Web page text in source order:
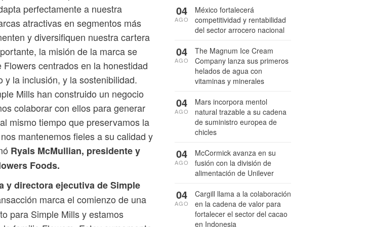
perfectamente a nuestra
atractivas en segmentos más
y diversifiquen nuestra cartera
la misión de la marca se
centrados en la honestidad
y la inclusión, y la sostenibilidad.
Mills han construido un negocio
colaborar con ellos para generar
mismo tiempo que preservamos la
mantenemos fieles a su calidad y
Ryals McMullian, presidente y
Foods.
y directora ejecutiva de Simple
marca el comienzo de una
para Simple Mills y estamos
México fortalecerá
competitividad y rentabilidad
del sector arrocero nacional
04
AGO
The Magnum Ice Cream
Company lanza sus primeros
helados de agua con
vitaminas y minerales
04
AGO
Mars incorpora mentol
natural trazable a su cadena
de suministro europea de
chicles
04
AGO
McCormick avanza en su
fusión con la división de
alimentación de Unilever
04
AGO
Cargill llama a la colaboración
en la cadena de valor para
fortalecer el sector del cacao
en Indonesia
04
AGO